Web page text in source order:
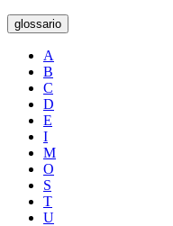
glossario
A
B
C
D
E
I
M
O
S
T
U